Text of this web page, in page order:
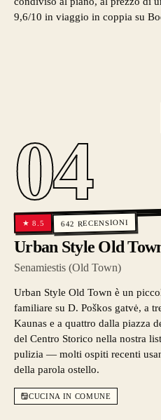
9,6/10 in viaggio in coppia su
04
★8.5 642 RECENSIONI
Urban Style Old
Senamiestis (Old Town)
Urban Style Old Town è un
familiare su D. Poškos gatvė, a
Kaunas e a quattro dalla piazza
del Centro Storico nella nostra
pulizia — molti ospiti recenti
della parola ostello.
CUCINA IN COMUNE